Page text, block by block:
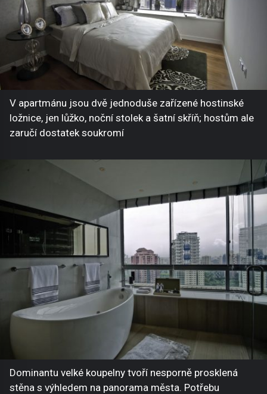
V apartmánu jsou dvě jednoduše zařízené hostinské
ložnice, jen lůžko, noční stolek a šatní skříň; hostům ale
zaručí dostatek soukromí
Dominantu velké koupelny tvoří nesporně prosklená
stěna s výhledem na panorama města. Potřebu